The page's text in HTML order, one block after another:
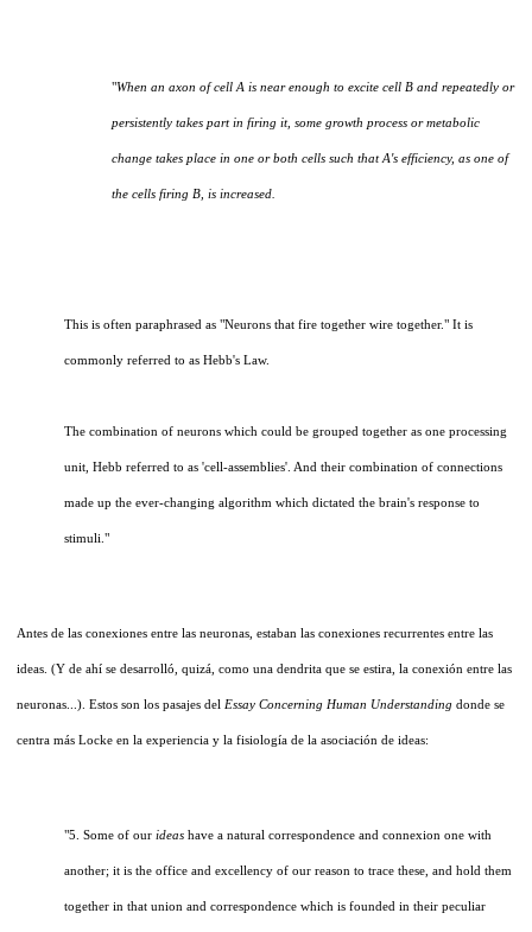
"When an axon of cell A is near enough to excite cell B and repeatedly or
persistently takes part in firing it, some growth process or metabolic
change takes place in one or both cells such that A's efficiency, as one of
the cells firing B, is increased.
This is often paraphrased as "Neurons that fire together wire together." It is
commonly referred to as Hebb's Law.
The combination of neurons which could be grouped together as one processing
unit, Hebb referred to as 'cell-assemblies'. And their combination of connections
made up the ever-changing algorithm which dictated the brain's response to
stimuli."
Antes de las conexiones entre las neuronas, estaban las conexiones recurrentes entre las
ideas. (Y de ahí se desarrolló, quizá, como una dendrita que se estira, la conexión entre las
neuronas...). Estos son los pasajes del Essay Concerning Human Understanding donde se
centra más Locke en la experiencia y la fisiología de la asociación de ideas:
"5. Some of our ideas have a natural correspondence and connexion one with
another; it is the office and excellency of our reason to trace these, and hold them
together in that union and correspondence which is founded in their peculiar